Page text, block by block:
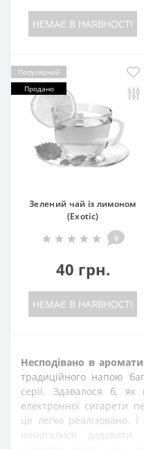
НЕМАЄ В НАЯВНОСТІ
Популярний
Продано
Зелений чай із лимоном
(Exotic)
0
40 грн.
НЕМАЄ В НАЯВНОСТІ
Несподівано в
традиційного напою
серії. Здавалося б,
електронної сигарети
це легко реалізовано.
намагалися